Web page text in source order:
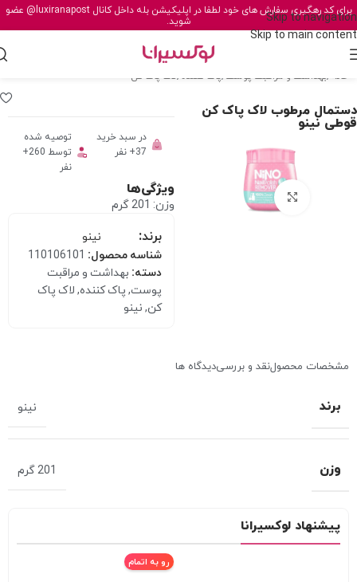
Skip to navigation
Skip to main content
برای کد رهگیری سفارش های خود لطفا در اپلیکیشن بله داخل کانال@luxiranapost عضو
شوید.
خانه /بهداشت و مراقبت پوست /پاک کننده /لاک پاک کن
دستمال مرطوب لاک پاک کن
قوطی نینو
برای بزرگنمایی کلیک کنید
در سبد خرید
37+ نفر
توصیه شده
توسط 260+
نفر
ویژگی‌ها
وزن: 201 گرم
برند:
نینو
شناسه محصول: 110106101
دسته: بهداشت و مراقبت
پوست, پاک کننده, لاک پاک
کن, نینو
مشخصات محصولنقد و بررسیدیدگاه ها
برند نینو
وزن 201 گرم
پیشنهاد لوکسیرانا
رو به اتمام